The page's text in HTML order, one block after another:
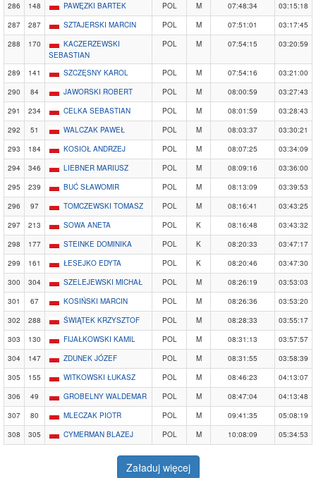
286
148 PAWĘZKI BARTEK POL M 07:48:34
03:15:18
287
287 SZTAJERSKI MARCIN POL M 07:51:01
03:17:45
288
170
KACZERZEWSKI
SEBASTIAN
POL M 07:54:15 03:20:59
289 141 SZCZĘSNY KAROL POL M 07:54:16
03:21:00
290
84 JAWORSKI ROBERT POL M 08:00:59
03:27:43
291
234 CELKA SEBASTIAN POL M 08:01:59
03:28:43
292
51 WALCZAK PAWEŁ POL M 08:03:37
03:30:21
293
184 KOSIOŁ ANDRZEJ POL M 08:07:25
03:34:09
294
346 LIEBNER MARIUSZ POL M 08:09:16
03:36:00
295
239 BUĆ SŁAWOMIR POL M 08:13:09
03:39:53
296
97 TOMCZEWSKI TOMASZ POL M 08:16:41
03:43:25
297
213 SOWA ANETA POL K 08:16:48
03:43:32
298
177 STEINKE DOMINIKA POL K 08:20:33
03:47:17
299
161 ŁESEJKO EDYTA POL K 08:20:46
03:47:30
300
304 SZELEJEWSKI MICHAŁ POL M 08:26:19
03:53:03
301
67 KOSIŃSKI MARCIN POL M 08:26:36
03:53:20
302
288 ŚWIĄTEK KRZYSZTOF POL M 08:28:33
03:55:17
303
130 FIJAŁKOWSKI KAMIL POL M 08:31:13
03:57:57
304
147 ZDUNEK JÓZEF POL M 08:31:55
03:58:39
305
155 WITKOWSKI ŁUKASZ POL M 08:46:23
04:13:07
306
49 GROBELNY WALDEMAR POL M 08:47:04
04:13:48
307
80 MLECZAK PIOTR POL M 09:41:35
05:08:19
308
305 CYMERMAN BLAZEJ POL M 10:08:09 05:34:53
Załaduj więcej